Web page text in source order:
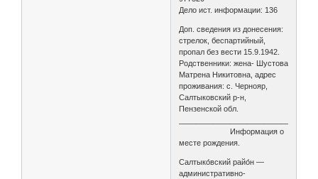
Дело ист. информации: 136
Доп. сведения из донесения:
стрелок, беспартийный,
пропал без вести 15.9.1942.
Родственники: жена- Шустова
Матрена Никитовна, адрес
проживания: с. Чернояр,
Салтыковский р-н,
Пензенской обл.
Информация о
месте рождения.
Салтыко́вский райо́н —
административно-